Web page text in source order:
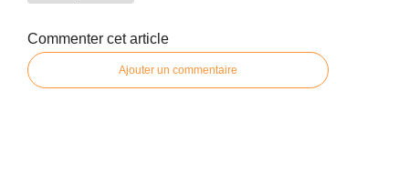
Commenter cet article
Ajouter un commentaire